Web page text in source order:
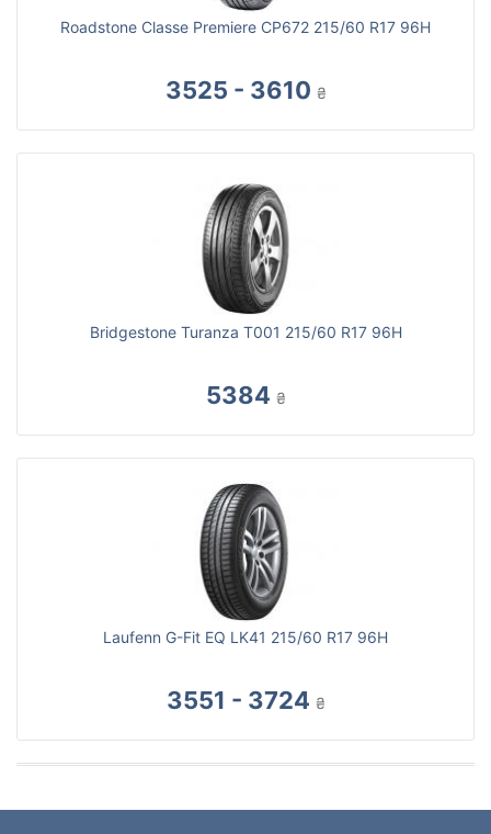
Roadstone Classe Premiere CP672 215/60 R17 96H
3525 - 3610 ₴
Bridgestone Turanza T001 215/60 R17 96H
5384 ₴
Laufenn G-Fit EQ LK41 215/60 R17 96H
3551 - 3724 ₴